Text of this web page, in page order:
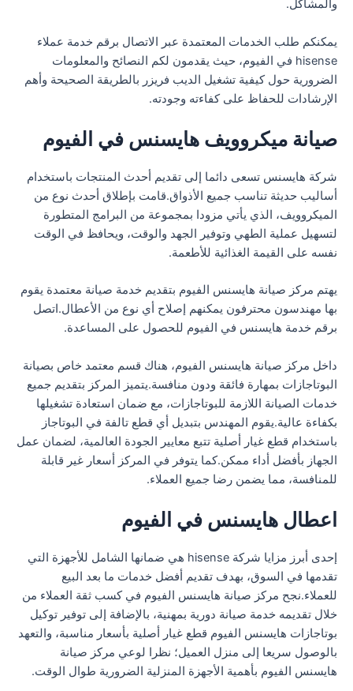
والمشاكل.
يمكنكم طلب الخدمات المعتمدة عبر الاتصال برقم خدمة عملاء
hisense في الفيوم، حيث يقدمون لكم النصائح والمعلومات
الضرورية حول كيفية تشغيل الديب فريزر بالطريقة الصحيحة وأهم
الإرشادات للحفاظ على كفاءته وجودته.
صيانة ميكروويف هايسنس في الفيوم
شركة هايسنس تسعى دائما إلى تقديم أحدث المنتجات باستخدام
أساليب حديثة تناسب جميع الأذواق.قامت بإطلاق أحدث نوع من
الميكروويف، الذي يأتي مزودا بمجموعة من البرامج المتطورة
لتسهيل عملية الطهي وتوفير الجهد والوقت، ويحافظ في الوقت
نفسه على القيمة الغذائية للأطعمة.
يهتم مركز صيانة هايسنس الفيوم بتقديم خدمة صيانة معتمدة يقوم
بها مهندسون محترفون يمكنهم إصلاح أي نوع من الأعطال.اتصل
برقم خدمة هايسنس في الفيوم للحصول على المساعدة.
داخل مركز صيانة هايسنس الفيوم، هناك قسم معتمد خاص بصيانة
البوتاجازات بمهارة فائقة ودون منافسة.يتميز المركز بتقديم جميع
خدمات الصيانة اللازمة للبوتاجازات، مع ضمان استعادة تشغيلها
بكفاءة عالية.يقوم المهندس بتبديل أي قطع تالفة في البوتاجاز
باستخدام قطع غيار أصلية تتبع معايير الجودة العالمية، لضمان عمل
الجهاز بأفضل أداء ممكن.كما يتوفر في المركز أسعار غير قابلة
للمنافسة، مما يضمن رضا جميع العملاء.
اعطال هايسنس في الفيوم
إحدى أبرز مزايا شركة hisense هي ضمانها الشامل للأجهزة التي
تقدمها في السوق، بهدف تقديم أفضل خدمات ما بعد البيع
للعملاء.نجح مركز صيانة هايسنس الفيوم في كسب ثقة العملاء من
خلال تقديمه خدمة صيانة دورية بمهنية، بالإضافة إلى توفير توكيل
بوتاجازات هايسنس الفيوم قطع غيار أصلية بأسعار مناسبة، والتعهد
بالوصول سريعا إلى منزل العميل؛ نظرا لوعي مركز صيانة
هايسنس الفيوم بأهمية الأجهزة المنزلية الضرورية طوال الوقت.